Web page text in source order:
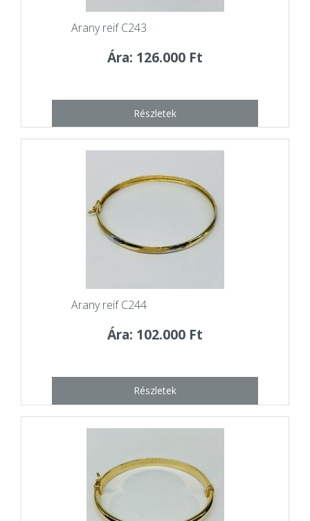
Arany reif C243
Ára: 126.000 Ft
Részletek
Arany reif C244
Ára: 102.000 Ft
Részletek